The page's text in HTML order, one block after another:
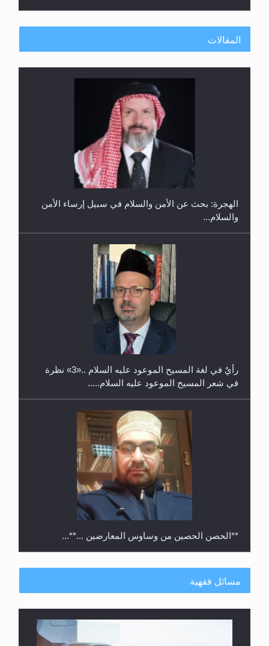
إتمام حفظ القرآن الكريم لثلاثة طلاب من مدرسة الحفظ
حفل توزيع الشهادات في الجامعة الأحمدية بنيجيريا لعام
المقالات
الهجرة: بحث عن الأمن والسلام في سبيل إرساء الأمن
والسلام...
رأيٌ في لغة المسيح الموعود عليه السلام ..«3» نظرة
في شعر المسيح الموعود عليه السلام.....
**الحصن الحصين من وساوس المعارضين ...**...
مسائل فقهية